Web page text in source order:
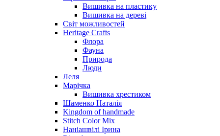
Вишивка на пластику
Вишивка на дереві
Світ можливостей
Heritage Crafts
Флора
Фауна
Природа
Люди
Леля
Марічка
Вишивка хрестиком
Шаменко Наталія
Kingdom of handmade
Stitch Color Mix
Наніашвілі Ірина